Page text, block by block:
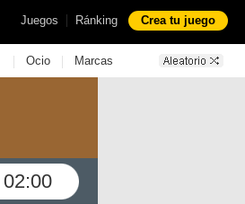
Juegos | Ránking Crea tu juego
| Ocio | Marcas
02:00